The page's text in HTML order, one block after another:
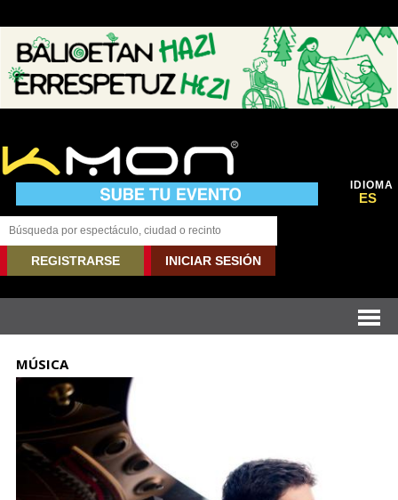
IDIOMA
ES
REGISTRARSE INICIAR SESIÓN
MÚSICA